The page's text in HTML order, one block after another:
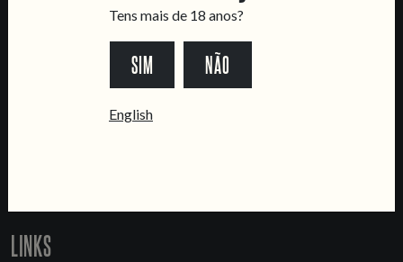
Marvila Taproom
CONTACTA-NOS
LINKS
Tens mais de 18 anos?
SIM NÃO
English